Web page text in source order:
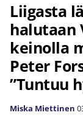
Liigasta
halutaan
keinolla
Peter
”Tuntuu
Miska Miettinen